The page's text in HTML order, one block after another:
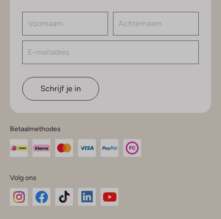
Schrijf je in
Betaalmethodes
Volg ons